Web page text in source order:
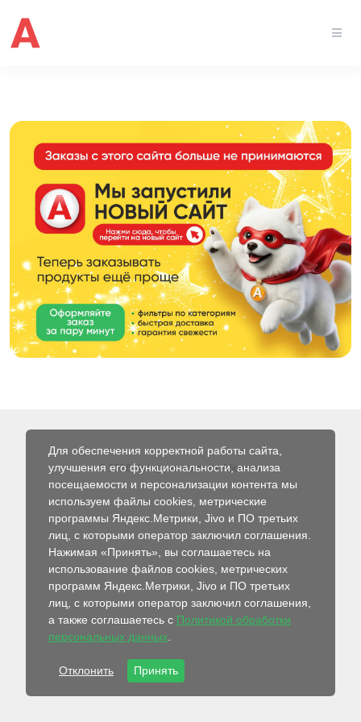
© 2026 Интернет-магазин Абсолют
Для обеспечения корректной работы сайта,
улучшения его функциональности, анализа
посещаемости и персонализации контента мы
используем файлы cookies, метрические
программы Яндекс.Метрики, Jivo и ПО третьих
лиц, с которыми оператор заключил соглашения.
Нажимая «Принять», вы соглашаетесь на
использование файлов cookies, метрических
программ Яндекс.Метрики, Jivo и ПО третьих
лиц, с которыми оператор заключил соглашения,
а также соглашаетесь с Политикой обработки
персональных данных
Отклонить Принять